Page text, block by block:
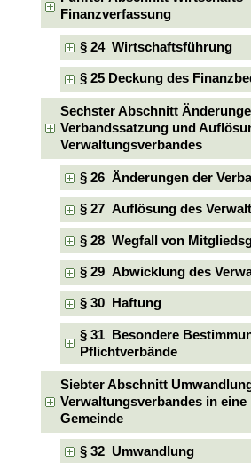
Finanzverfassung
§ 24 Wirtschaftsführung
§ 25 Deckung des
Sechster Abschnitt
Verbandssatzung und
Verwaltungsverbandes
§ 26 Änderungen der
§ 27 Auflösung des
§ 28 Wegfall von
§ 29 Abwicklung des
§ 30 Haftung
§ 31 Besondere
Pflichtverbände
Siebter Abschnitt
Verwaltungsverbandes in
Gemeinde
§ 32 Umwandlung